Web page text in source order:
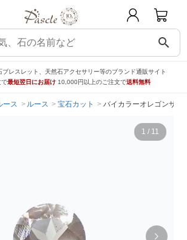
search
ブレスレット、天然石アクセサリー等のブランド通販サイト
で最短翌日にお届け 10,000円以上のご注文で送料無料
ース ルース 宝石カット バイカラーオレゴンサン
1 / 11